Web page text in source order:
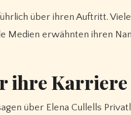
über ihren Auftritt.
Medien erwähnten ihren
ihre
über Elena Cullells